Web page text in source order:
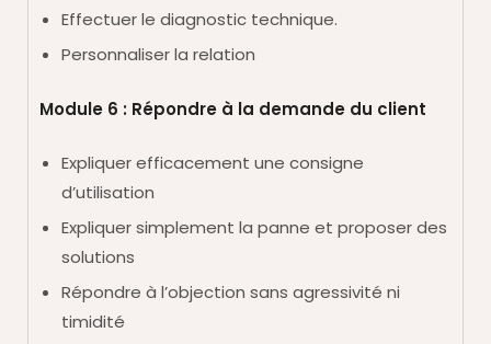
Effectuer le diagnostic technique.
Personnaliser la relation
Module 6 : Répondre à la demande du client
Expliquer efficacement une consigne
d’utilisation
Expliquer simplement la panne et proposer des
solutions
Répondre à l’objection sans agressivité ni
timidité